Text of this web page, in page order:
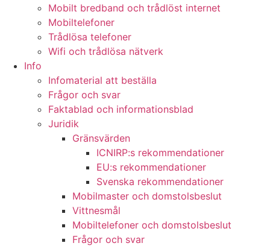
Mobilt bredband och trådlöst internet
Mobiltelefoner
Trådlösa telefoner
Wifi och trådlösa nätverk
Info
Infomaterial att beställa
Frågor och svar
Faktablad och informationsblad
Juridik
Gränsvärden
ICNIRP:s rekommendationer
EU:s rekommendationer
Svenska rekommendationer
Mobilmaster och domstolsbeslut
Vittnesmål
Mobiltelefoner och domstolsbeslut
Frågor och svar